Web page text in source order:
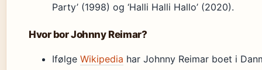
Party’ (1998) og ‘Halli Halli Hallo’ (2020).
Hvor bor Johnny Reimar?
Ifølge Wikipedia har Johnny Reimar boet i